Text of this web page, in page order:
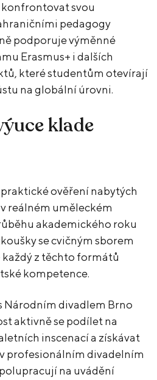
svou
pedagogy
podporuje výměnné
Erasmus+ i dalších
které studentům otevírají
na globální úrovni.
klade
ověření nabytých
reálném uměleckém
akademického roku
se cvičným sborem
z těchto formátů
kompetence.
Národním divadlem Brno
aktivně se podílet na
inscenací a získávat
profesionálním divadelním
na uvádění